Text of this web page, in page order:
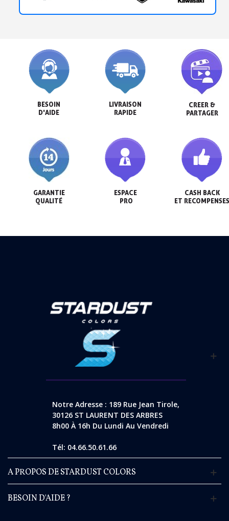
BESOIN
D'AIDE
LIVRAISON
RAPIDE
CREER &
PARTAGER
GARANTIE
QUALITÉ
ESPACE
PRO
CASH BACK
ET
Notre Adresse : 189 Rue Jean Tirole,
30126 ST LAURENT DES ARBRES
8h00 À 16h Du Lundi Au Vendredi
Tél: 04.66.50.61.66
A PROPOS DE STARDUST COLORS
BESOIN D'AIDE ?